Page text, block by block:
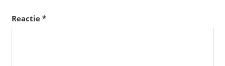
Reactie *